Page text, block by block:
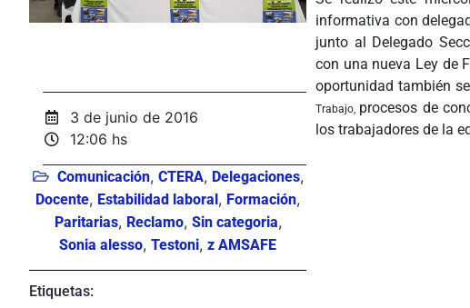
3 de junio de 2016
12:06 hs
Comunicación, CTERA, Delegaciones,
Docente, Estabilidad laboral, Formación,
Paritarias, Reclamo, Sin categoria,
Sonia alesso, Testoni, z AMSAFE
Etiquetas:
informativa con
junto al Delegado
con una nueva Ley de
oportunidad también
Trabajo, procesos de
los trabajadores de la